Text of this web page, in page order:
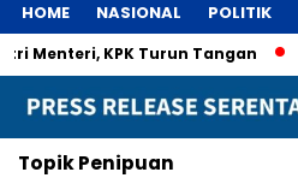
HOME NASIONAL POLITIK
Menteri, KPK Turun Tangan
TopikPenipuan